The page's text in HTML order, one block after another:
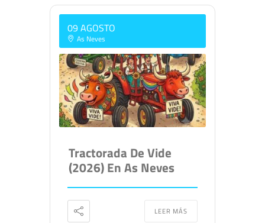
09 AGOSTO
As Neves
Tractorada De Vide
(2026) En As Neves
LEER MÁS